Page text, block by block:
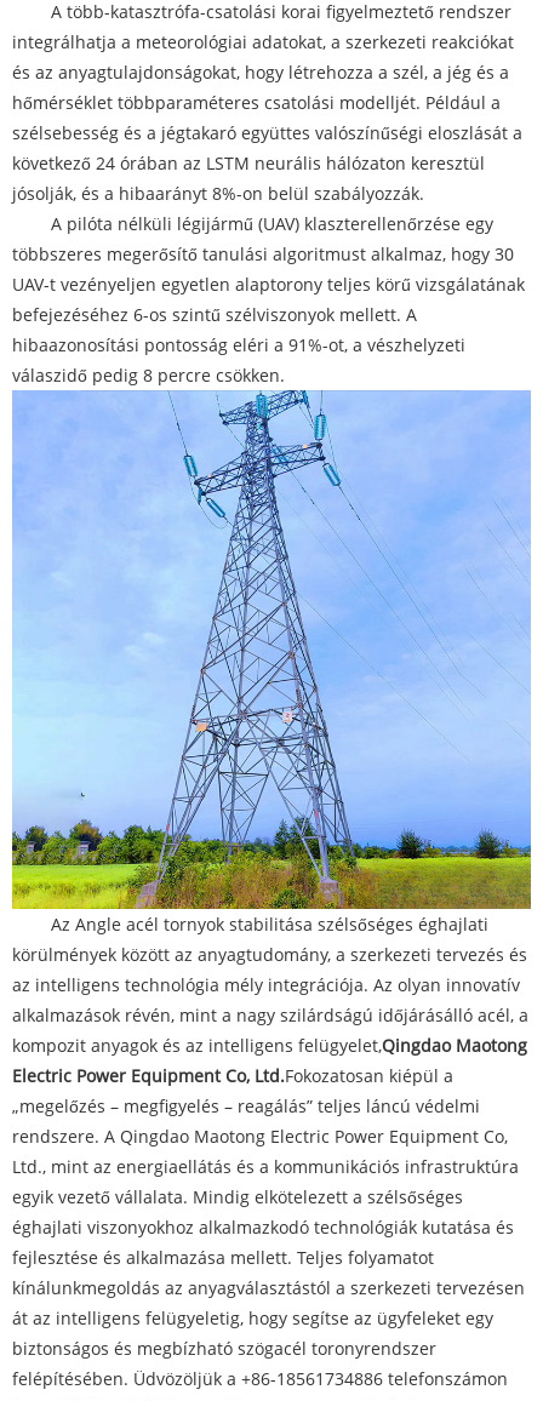
A több-katasztrófa-csatolási korai figyelmeztető rendszer
integrálhatja a meteorológiai adatokat, a szerkezeti reakciókat
és az anyagtulajdonságokat, hogy létrehozza a szél, a jég és a
hőmérséklet többparaméteres csatolási modelljét. Például a
szélsebesség és a jégtakaró együttes valószínűségi eloszlását a
következő 24 órában az LSTM neurális hálózaton keresztül
jósolják, és a hibaarányt 8%-on belül szabályozzák.
A pilóta nélküli légijármű (UAV) klaszterellenőrzése egy
többszeres megerősítő tanulási algoritmust alkalmaz, hogy 30
UAV-t vezényeljen egyetlen alaptorony teljes körű vizsgálatának
befejezéséhez 6-os szintű szélviszonyok mellett. A
hibaazonosítási pontosság eléri a 91%-ot, a vészhelyzeti
válaszidő pedig 8 percre csökken.
Az Angle acél tornyok stabilitása szélsőséges éghajlati
körülmények között az anyagtudomány, a szerkezeti tervezés és
az intelligens technológia mély integrációja. Az olyan innovatív
alkalmazások révén, mint a nagy szilárdságú időjárásálló acél, a
kompozit anyagok és az intelligens felügyelet,Qingdao Maotong
Electric Power Equipment Co, Ltd.Fokozatosan kiépül a
„megelőzés – megfigyelés – reagálás” teljes láncú védelmi
rendszere. A Qingdao Maotong Electric Power Equipment Co,
Ltd., mint az energiaellátás és a kommunikációs infrastruktúra
egyik vezető vállalata. Mindig elkötelezett a szélsőséges
éghajlati viszonyokhoz alkalmazkodó technológiák kutatása és
fejlesztése és alkalmazása mellett. Teljes folyamatot
kínálunkmegoldás az anyagválasztástól a szerkezeti tervezésen
át az intelligens felügyeletig, hogy segítse az ügyfeleket egy
biztonságos és megbízható szögacél toronyrendszer
felépítésében. Üdvözöljük a +86-18561734886 telefonszámon